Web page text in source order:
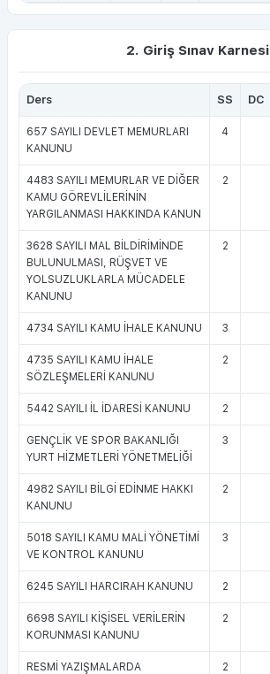
2. Giriş Sınav Karnesi
Ders SS DC
657 SAYILI DEVLET MEMURLARI
KANUNU
4
4483 SAYILI MEMURLAR VE DİĞER
KAMU GÖREVLİLERİNİN
YARGILANMASI HAKKINDA KANUN
2
3628 SAYILI MAL BİLDİRİMİNDE
BULUNULMASI, RÜŞVET VE
YOLSUZLUKLARLA MÜCADELE
KANUNU
2
4734 SAYILI KAMU İHALE KANUNU 3
4735 SAYILI KAMU İHALE
SÖZLEŞMELERİ KANUNU
2
5442 SAYILI İL İDARESİ KANUNU 2
GENÇLİK VE SPOR BAKANLIĞI
YURT HİZMETLERİ YÖNETMELİĞİ
3
4982 SAYILI BİLGİ EDİNME HAKKI
KANUNU
2
5018 SAYILI KAMU MALİ YÖNETİMİ
VE KONTROL KANUNU
3
6245 SAYILI HARCIRAH KANUNU 2
6698 SAYILI KİŞİSEL VERİLERİN
KORUNMASI KANUNU
2
RESMİ YAZIŞMALARDA
2